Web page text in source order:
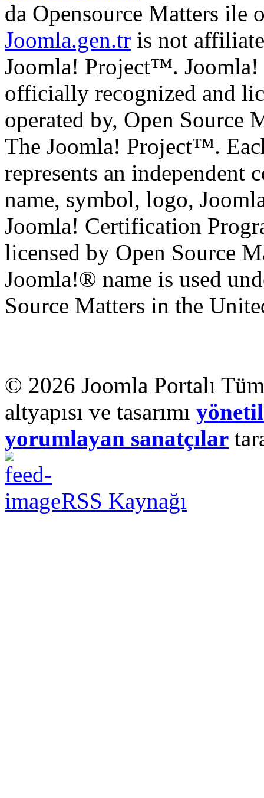
da Opensource Matters ile
Joomla.gen.tr is not
Joomla! Project™.
officially recognized and
operated by, Open Source
The Joomla! Project™.
represents an independent
name, symbol, logo,
Joomla! Certification
licensed by Open Source
Joomla!® name is used
Source Matters in the
© 2026 Joomla Portalı Tüm
altyapısı ve tasarımı
yorumlayan sanatçılar
RSS Kaynağı